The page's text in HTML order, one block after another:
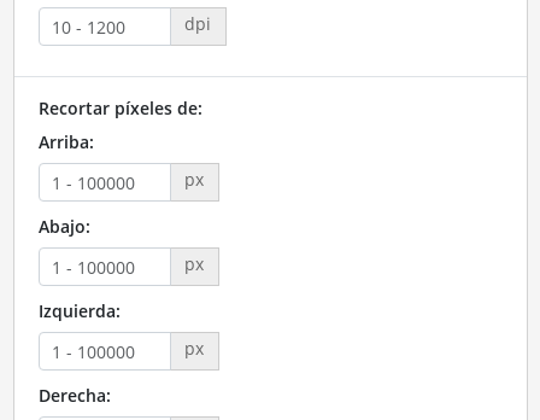
dpi
Recortar píxeles de:
Arriba:
px
Abajo:
px
Izquierda:
px
Derecha: